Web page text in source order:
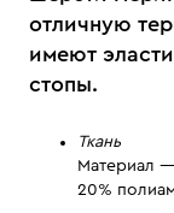
отличную
имеют
стопы.
Ткань
Материал
20%